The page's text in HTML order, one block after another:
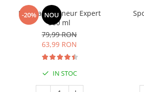
-20% NOU
Manhaē Draineur Expert
500 ml
79,99 RON
63,99 RON
IN STOC